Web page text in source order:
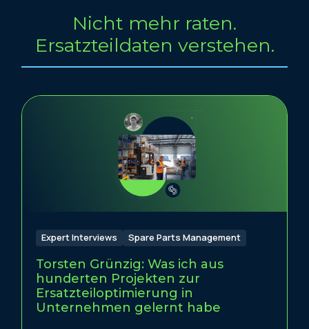
Nicht mehr raten.
Ersatzteildaten verstehen.
Expert Interviews Spare Parts Management
Torsten Grünzig: Was ich aus
hunderten Projekten zur
Ersatzteiloptimierung in
Unternehmen gelernt habe